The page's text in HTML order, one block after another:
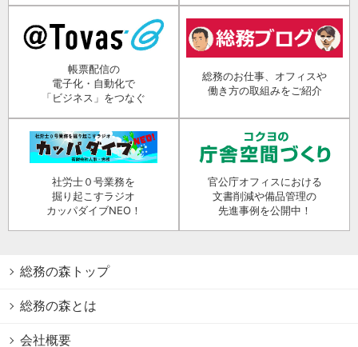
帳票配信の
電子化・自動化で
「ビジネス」をつなぐ
総務のお仕事、オフィスや
働き方の取組みをご紹介
社労士０号業務を
掘り起こすラジオ
カッパダイブNEO！
官公庁オフィスにおける
文書削減や備品管理の
先進事例を公開中！
総務の森トップ
総務の森とは
会社概要